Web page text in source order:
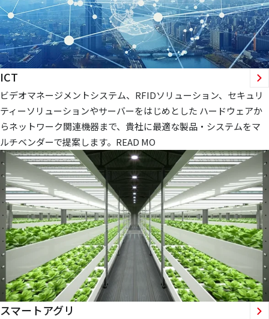
ICT
ビデオマネージメントシステム、RFIDソリューション、セキュリ
ティーソリューションやサーバーをはじめとした ハードウェアか
らネットワーク関連機器まで、貴社に最適な製品・システムをマ
ルチベンダーで提案します。READ MO
スマートアグリ